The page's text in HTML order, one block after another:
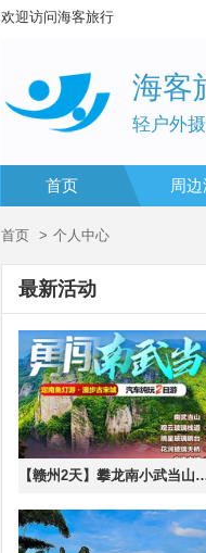
欢迎访问海客旅行
海客
轻户外
首页 周
首页 个人中心
最新活动
【赣州2天】攀龙南小武当山、定南客家古